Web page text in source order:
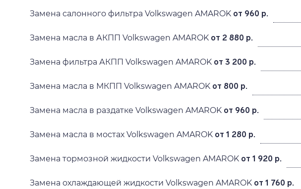
Замена салонного фильтра Volkswagen AMAROK от 960 р.
Замена масла в АКПП Volkswagen AMAROK от 2 880 р.
Замена фильтра АКПП Volkswagen AMAROK от 3 200 р.
Замена масла в МКПП Volkswagen AMAROK от 800 р.
Замена масла в раздатке Volkswagen AMAROK от 960 р.
Замена масла в мостах Volkswagen AMAROK от 1 280 р.
Замена тормозной жидкости Volkswagen AMAROK от 1 920 р.
Замена охлаждающей жидкости Volkswagen AMAROK от 1 760 р.